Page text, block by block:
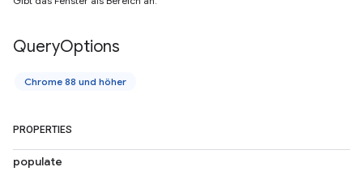
QueryOptions
Chrome 88 und höher
PROPERTIES
populate